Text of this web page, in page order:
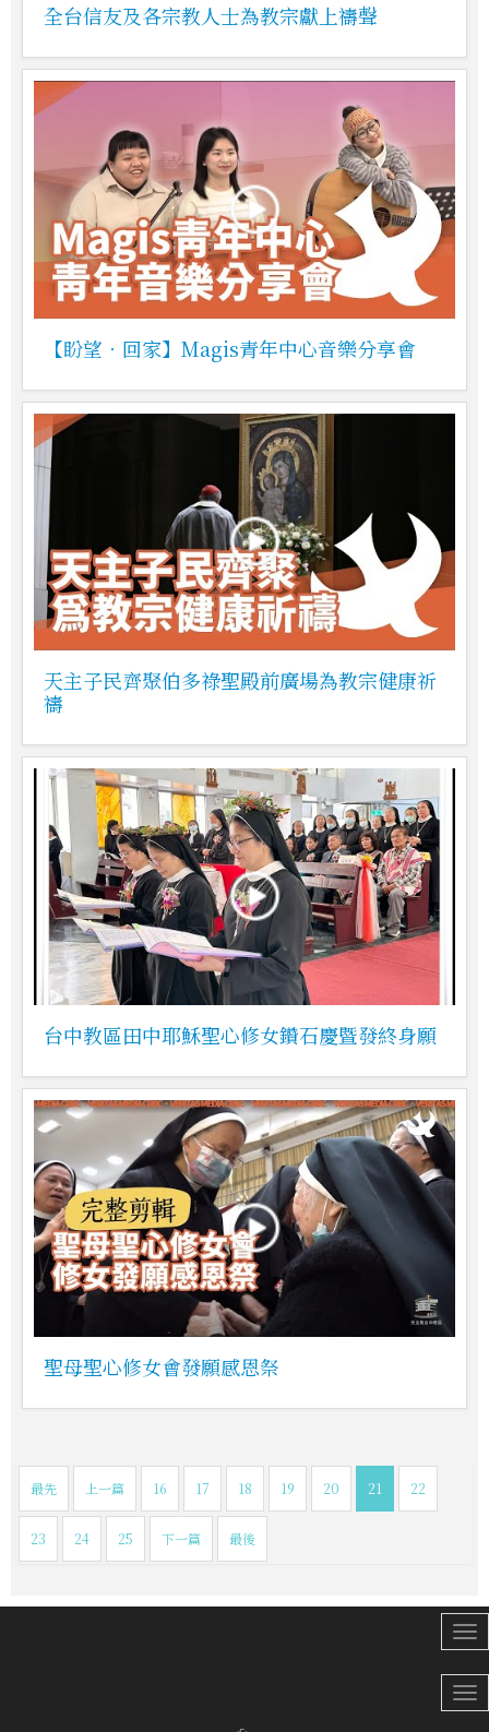
全台信友及各宗教人士為教宗獻上禱聲
【盼望．回家】Magis青年中心音樂分享會
天主子民齊聚伯多祿聖殿前廣場為教宗健康祈
禱
台中教區田中耶穌聖心修女鑽石慶暨發終身願
聖母聖心修女會發願感恩祭
最先 上一篇 16 17 18 19 20 21 22
23 24 25 下一篇 最後